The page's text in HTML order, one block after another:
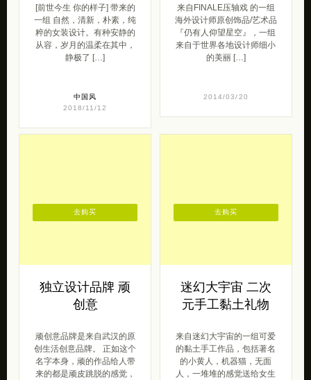
[前世今生 你的样子] 带来的
一组 自然，清新，朴素，纯
粹的女装设计。有种安静的
从容，岁月的温柔在其中，
静极了 […]
中国风
2018/11/12
来自FINALE压轴戏 的一组
海外设计师原创饰品/艺术品
『仍有人仰望星空』，一组
来自于世界各地设计师细小
的美丽 […]
2014/03/20
独立设计品牌 顽
创意
顽创意品牌是来自武汉的原
创生活创意品牌。 正如这个
名字本身，顽的作品给人带
来的都是顽皮跳脱的感觉，
去购买
迷幻大宇宙 二次
元手工黏土礼物
来自迷幻大宇宙的一组可爱
的黏土手工作品，包括著名
的小黄人，机器猫，无面
人，一堆堆的感觉送给女生
去购买